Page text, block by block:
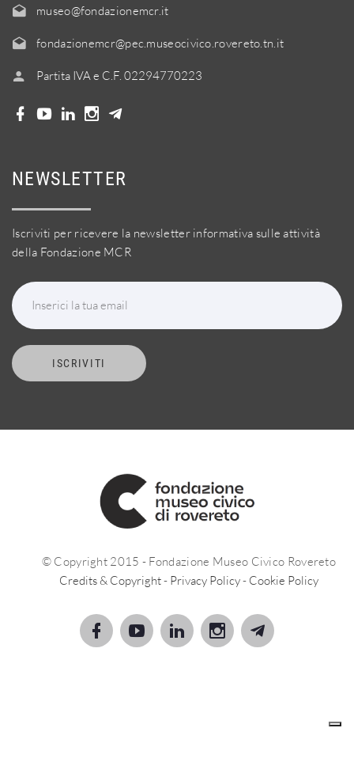
museo@fondazionemcr.it
fondazionemcr@pec.museocivico.rovereto.tn.it
Partita IVA e C.F. 02294770223
NEWSLETTER
Iscriviti per ricevere la newsletter informativa sulle attività
della Fondazione MCR
Inserici la tua email
ISCRIVITI
© Copyright 2015 - Fondazione Museo Civico Rovereto
Credits & Copyright- Privacy Policy- Cookie Policy